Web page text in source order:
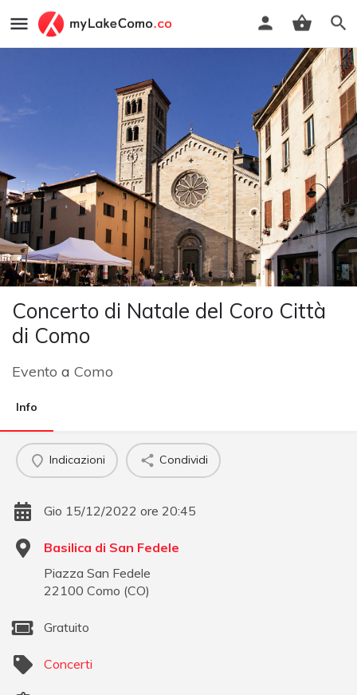
Concerto di Natale del Coro Città
di Como
Evento a Como
Info
Indicazioni Condividi
Gio 15/12/2022 ore 20:45
Basilica di San Fedele
Piazza San Fedele
22100 Como (CO)
Gratuito
Concerti